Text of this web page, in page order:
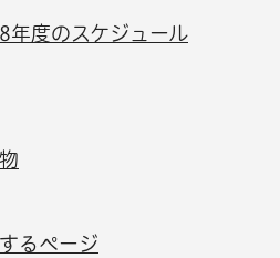
年度のスケジュール
るページ